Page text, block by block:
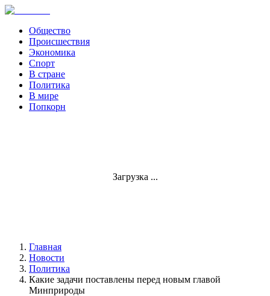
Общество
Происшествия
Экономика
Спорт
В стране
Политика
В мире
Попкорн
Загрузка ...
Главная
Новости
Политика
Какие задачи поставлены перед новым главой
Минприроды